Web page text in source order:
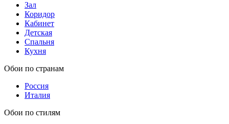
Зал
Коридор
Кабинет
Детская
Спальня
Кухня
Обои по странам
Россия
Италия
Обои по стилям